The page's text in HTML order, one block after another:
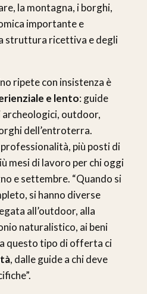
la montagna, i borghi,
importante e
struttura ricettiva e degli
ripete con insistenza è
e lento: guide
outdoor,
dell’entroterra.
più posti di
mesi di lavoro per chi oggi
e settembre. “Quando si
si hanno diverse
all’outdoor, alla
naturalistico, ai beni
questo tipo di offerta ci
, dalle guide a chi deve